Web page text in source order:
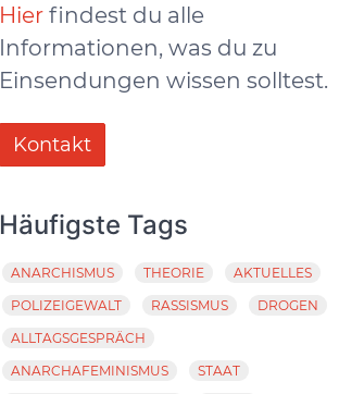
Hier findest du alle
Informationen, was du zu
Einsendungen wissen solltest.
Kontakt
Häufigste Tags
ANARCHISMUS THEORIE
AKTUELLES
POLIZEIGEWALT
RASSISMUS
DROGEN
ALLTAGSGESPRÄCH
ANARCHAFEMINISMUS
STAAT